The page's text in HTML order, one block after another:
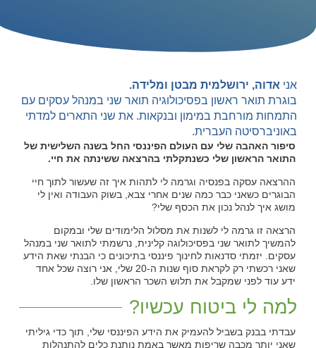
אני אדוה, ירושלמית מבטן ומלידה.
בוגרת תואר ראשון בפסיכולוגיה תואר שני במנהל עסקים עם
התמחות מורחבת במימון ובנקאות. את שני התארים למדתי
באוניברסיטה העברית.
סיפור האהבה שלי עם העולם הפיננסיהחל בשנה השלישית של
התואר הראשון שלי כשנתקלתי בהרצאה ששינתה את חיי.
ההרצאה עסקה בפנסיה וגרמה לי לתהות איך זה שעשור לתוך חיי
הבוגרים כשאני כבר כמה שנים אחרי צבא, בשוק העבודה ואין לי
מושג איך לנהל נכון את הכסף שלי?
הרצאה זו גרמה לי לשנות את מסלול הלימודים שלי ובמקום
להמשיך לתואר שני בפסיכולוגה קלינית, נרשמתי לתואר שני במנהל
עסקים. יזמתי סדנאות לחינוך פיננסי בתיכונים כי הבנתי שאת הידע
שאני רכשתי רק לקראת סוף שנות ה-20 שלי, אני רוצה שכל אחד
ידע עוד לפני שמקבל את תלוש השכר הראשון שלו.
למה לי ביטוח עכשיו?
עבדתי בבנק בשביל להעמיק את הידע הפיננסי שלי, תוך כדי גיליתי
שאני יותר מכבה שריפות מאשר באמת נותנת כלים להתנהלות